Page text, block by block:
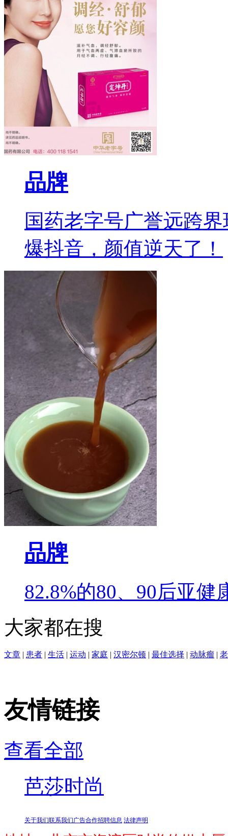
品牌
国药老字号广誉远跨
爆抖音，颜值逆天了！
品牌
82.8%的80、90后亚
大家都在搜
文章 | 患者 | 生活 | 运动 | 家庭 | 汉密尔顿 | 最佳选择 | 动脉瘤 |
友情链接
查看全部
芭莎时尚
关于我们联系我们广告合作招聘信息 法律声明